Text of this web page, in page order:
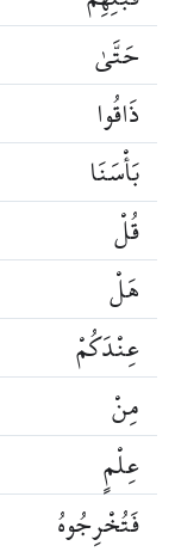
حَتَّىٰ
ذَاقُوا
بَأْسَنَا
قُلْ
هَلْ
عِنْدَكُمْ
مِنْ
عِلْمٍ
فَتُخْرِجُوهُ